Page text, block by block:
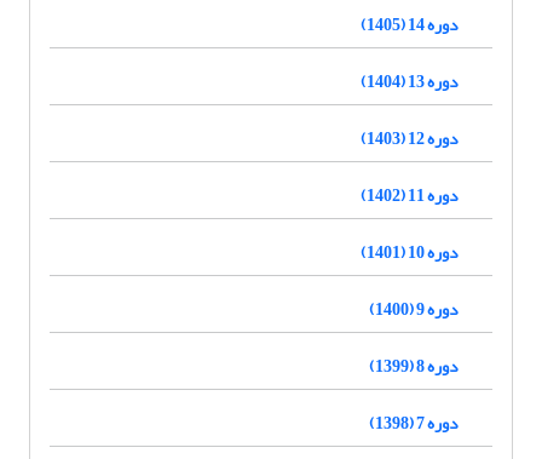
دوره 14 (1405)
دوره 13 (1404)
دوره 12 (1403)
دوره 11 (1402)
دوره 10 (1401)
دوره 9 (1400)
دوره 8 (1399)
دوره 7 (1398)